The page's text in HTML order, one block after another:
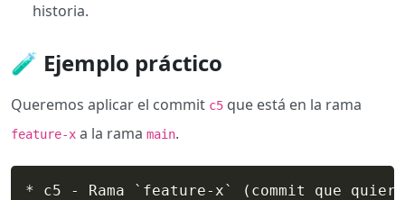
historia.
🧪 Ejemplo práctico
Queremos aplicar el commit c5 que está en la rama
feature-x a la rama main.
* c5 - Rama `feature-x` (commit que